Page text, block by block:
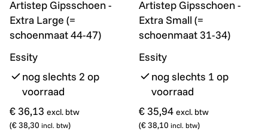
Artistep Gipsschoen -
Extra Large (=
schoenmaat 44-47)
Essity
nog slechts 2 op
voorraad
€ 36,13 excl. btw
(€ 38,30 incl. btw)
Artistep Gipsschoen -
Extra Small (=
schoenmaat 31-34)
Essity
nog slechts 1 op
voorraad
€ 35,94 excl. btw
(€ 38,10 incl. btw)